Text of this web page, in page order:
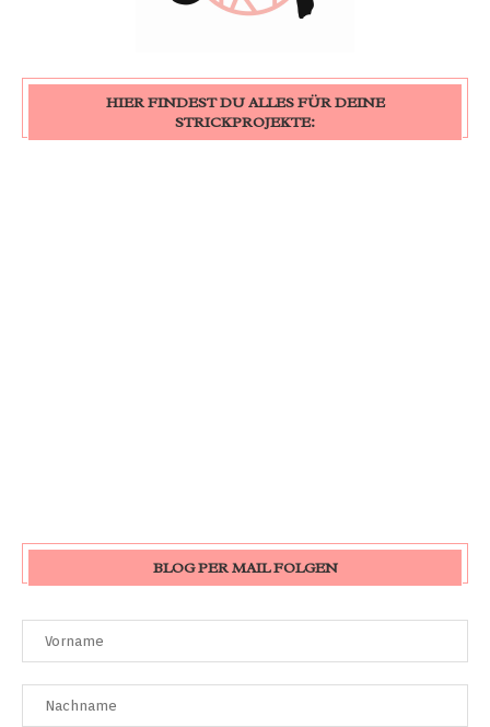
HIER FINDEST DU ALLES FÜR DEINE
STRICKPROJEKTE:
BLOG PER MAIL FOLGEN